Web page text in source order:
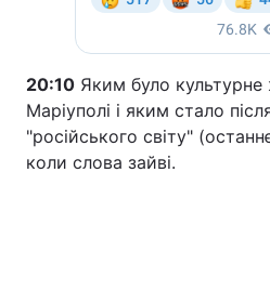
20:10 Яким було
Маріуполі і яким стало
"російського світу"
коли слова зайві.